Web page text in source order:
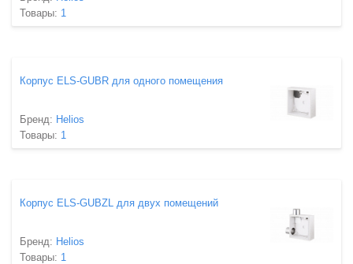
Товары: 1
Корпус ELS-GUBR для одного помещения
Бренд: Helios
Товары: 1
Корпус ELS-GUBZL для двух помещений
Бренд: Helios
Товары: 1